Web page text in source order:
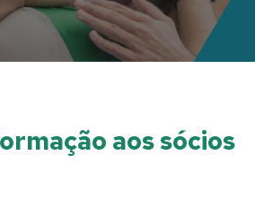
aos sócios